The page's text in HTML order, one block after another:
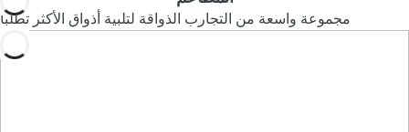
مجموعة واسعة من التجارب الذواقة لتلبية أذواق الأكثر تطلبا